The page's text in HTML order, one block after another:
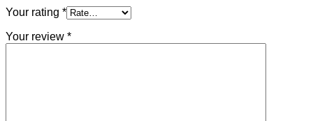
Your rating *
Your review *